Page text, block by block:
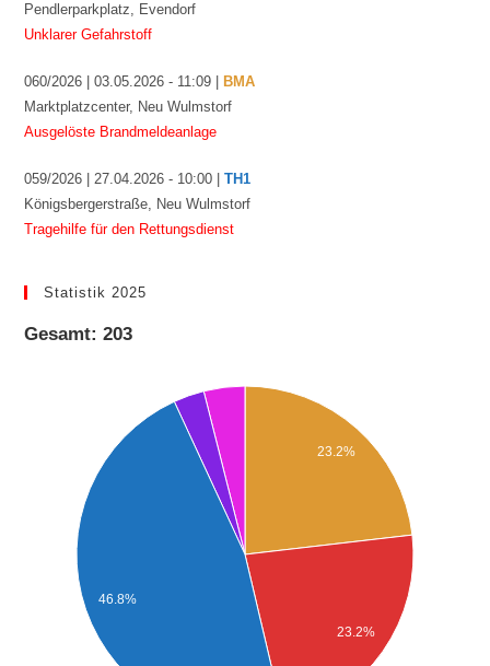
Pendlerparkplatz, Evendorf
Unklarer Gefahrstoff
060/2026 | 03.05.2026 - 11:09 |
BMA
Marktplatzcenter, Neu Wulmstorf
Ausgelöste Brandmeldeanlage
059/2026 | 27.04.2026 - 10:00 |TH1
Königsbergerstraße, Neu Wulmstorf
Tragehilfe für den Rettungsdienst
Statistik 2025
Gesamt: 203
23.2%
23.2%
46.8%